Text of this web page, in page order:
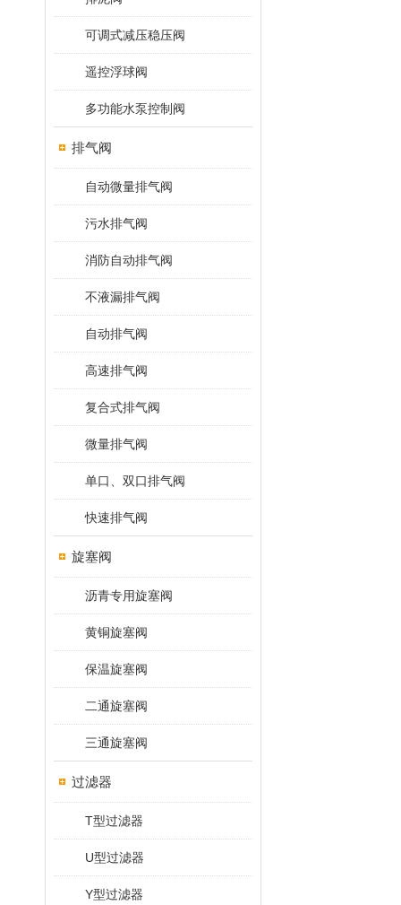
可调式减压稳压阀
遥控浮球阀
多功能水泵控制阀
排气阀
自动微量排气阀
污水排气阀
消防自动排气阀
不液漏排气阀
自动排气阀
高速排气阀
复合式排气阀
微量排气阀
单口、双口排气阀
快速排气阀
旋塞阀
沥青专用旋塞阀
黄铜旋塞阀
保温旋塞阀
二通旋塞阀
三通旋塞阀
过滤器
T型过滤器
U型过滤器
Y型过滤器